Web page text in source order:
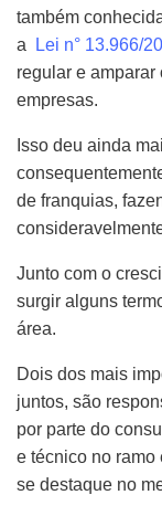
também
a
Lei n° 13.966/
regular e amparar
empresas.
Isso deu ainda
de franquias,
Junto com o
surgir alguns
área.
Dois dos mais
juntos, são
por parte do
e técnico no ramo
se destaque no